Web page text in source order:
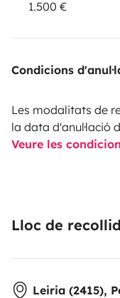
1.500 €
Condicions
Les modalitats de
la data d'anul·lació
Veure les
Lloc de
Leiria (2415),